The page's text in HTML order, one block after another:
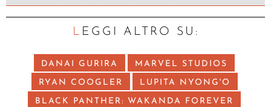
LEGGI ALTRO SU:
DANAI GURIRA MARVEL STUDIOS
RYAN COOGLER LUPITA NYONG'O
BLACK PANTHER: WAKANDA FOREVER